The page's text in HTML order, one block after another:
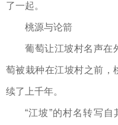
了一起。
桃源与论箭
葡萄让江坡村名声在
萄被栽种在江坡村之前，
续了上千年。
“江坡”的村名转写